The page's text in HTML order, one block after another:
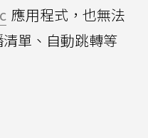
應用程式，也無法
單、自動跳轉等